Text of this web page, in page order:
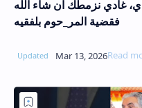
غادي نزمطك ان شاء الله
فقضية المر_حوم بلفقيه